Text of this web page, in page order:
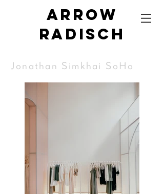
Arrow
radisch
Jonathan Simkhai SoHo